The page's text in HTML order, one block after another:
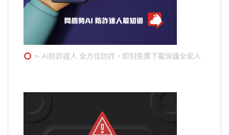
➣ AI防詐達人 全方位防詐，即刻免費下載保護全家人